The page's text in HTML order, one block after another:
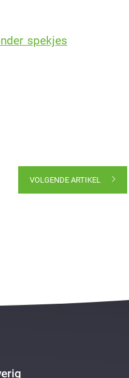
spekjes
VOLGENDE ARTIKEL